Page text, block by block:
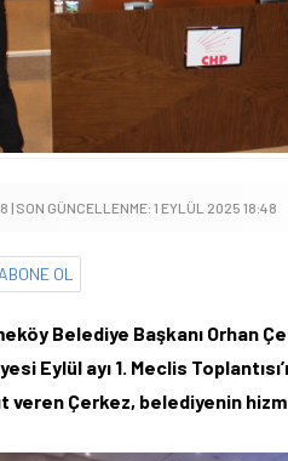
| SON GÜNCELLENME: 1 EYLÜL 2025 18:48
ABONE OL
Belediye Başkanı Orhan
Eylül ayı 1. Meclis
veren Çerkez, belediyenin